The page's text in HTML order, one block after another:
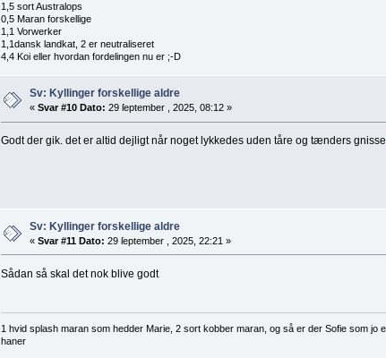
1,5 sort Australops
0,5 Maran forskellige
1,1 Vorwerker
1,1dansk landkat, 2 er neutraliseret
4,4 Koi eller hvordan fordelingen nu er ;-D
Sv: Kyllinger forskellige aldre
« Svar #10 Dato: 29 ſeptember , 2025, 08:12 »
Godt der gik. det er altid dejligt når noget lykkedes uden tåre og tænders
Sv: Kyllinger forskellige aldre
« Svar #11 Dato: 29 ſeptember , 2025, 22:21 »
Sådan så skal det nok blive godt
1 hvid splash maran som hedder Marie, 2 sort kobber maran, og så er der Sofie som jo
haner